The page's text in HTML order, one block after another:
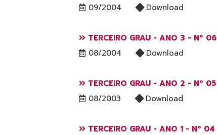
09/2004 Download
TERCEIRO GRAU - ANO 3 - Nº 06
08/2004 Download
TERCEIRO GRAU - ANO 2 - Nº 05
08/2003 Download
TERCEIRO GRAU - ANO 1 - Nº 04